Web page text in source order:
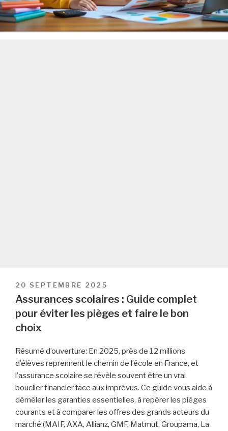
PUBLIÉ
LE
20 SEPTEMBRE 2025
Assurances scolaires : Guide complet
pour éviter les pièges et faire le bon
choix
Résumé d’ouverture: En 2025, près de 12 millions
d’élèves reprennent le chemin de l’école en France, et
l’assurance scolaire se révèle souvent être un vrai
bouclier financier face aux imprévus. Ce guide vous aide à
démêler les garanties essentielles, à repérer les pièges
courants et à comparer les offres des grands acteurs du
marché (MAIF, AXA, Allianz, GMF, Matmut, Groupama, La